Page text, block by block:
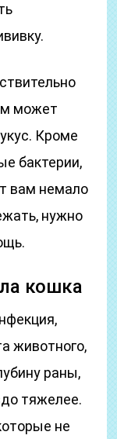
может
Кроме
бактерии,
вам немало
нужно
кошка
животного,
раны,
тяжелее.
не